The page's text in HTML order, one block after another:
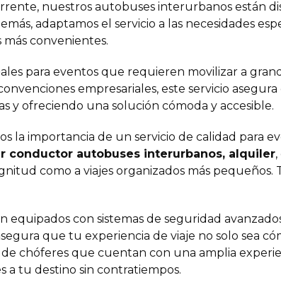
nuestros autobuses interurbanos están
adaptamos el servicio a las necesidades
convenientes.
para eventos que requieren movilizar a
empresariales, este servicio
y ofreciendo una solución cómoda y accesible.
la importancia de un servicio de calidad para
conductor autobuses interurbanos, alquiler
como a viajes organizados más pequeños.
equipados con sistemas de seguridad
que tu experiencia de viaje no solo sea
chóferes que cuentan con una amplia
a tu destino sin contratiempos.